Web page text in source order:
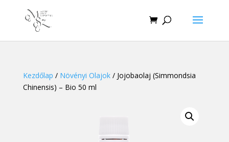
Kezdőlap / Növényi Olajok/ Jojobaolaj (Simmondsia
Chinensis) – Bio 50 ml